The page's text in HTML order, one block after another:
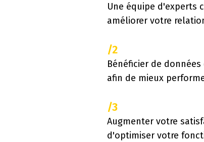
Une équipe d'experts
améliorer votre
/2
Bénéficier de
afin de mieux
/3
Augmenter votre
d'optimiser votre